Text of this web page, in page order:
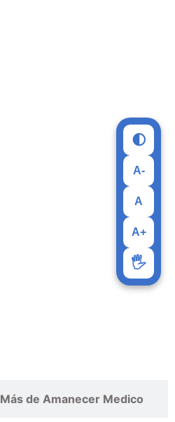
Más de Amanecer Medico
🌓
A-
A
A+
🖐️